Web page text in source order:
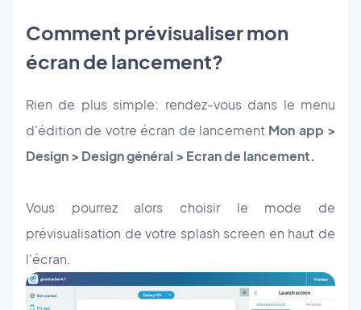
Comment prévisualiser mon
écran de lancement?
Rien de plus simple: rendez-vous dans le menu
d'édition de votre écran de lancement Mon app >
Design > Design général > Ecran de lancement.
Vous pourrez alors choisir le mode de
prévisualisation de votre splash screen en haut de
l'écran.